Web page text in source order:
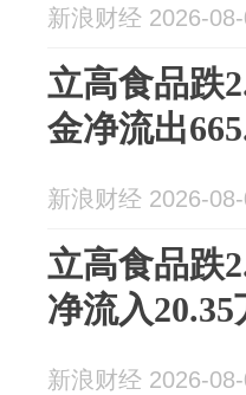
新浪财经 2026-
立高食品跌
金净流出
新浪财经 2026-
立高食品跌
净流入20.35
新浪财经 2026-